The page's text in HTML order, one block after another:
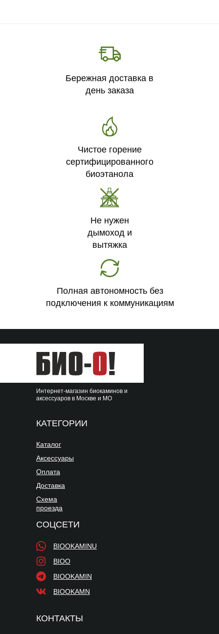
Бережная доставка в
день заказа
Чистое горение
сертифицированного
биоэтанола
Не нужен
дымоход и
вытяжка
Полная автономность без
подключения к коммуникациям
КОНТАКТЫ
КАТЕГОРИИ
Аксессуары
Каталог
Оплата
Доставка
Схема
проезда
СОЦСЕТИ
BIOO
BIOOKAMINU
Интернет-магазин биокаминов и
аксессуаров в Москве и МО
BIOOKAMIN
BIOOKAMN